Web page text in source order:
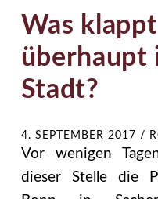
Was
überhaupt
Stadt?
4. SEPTEMBER 2017 /
Vor wenigen
dieser Stelle die